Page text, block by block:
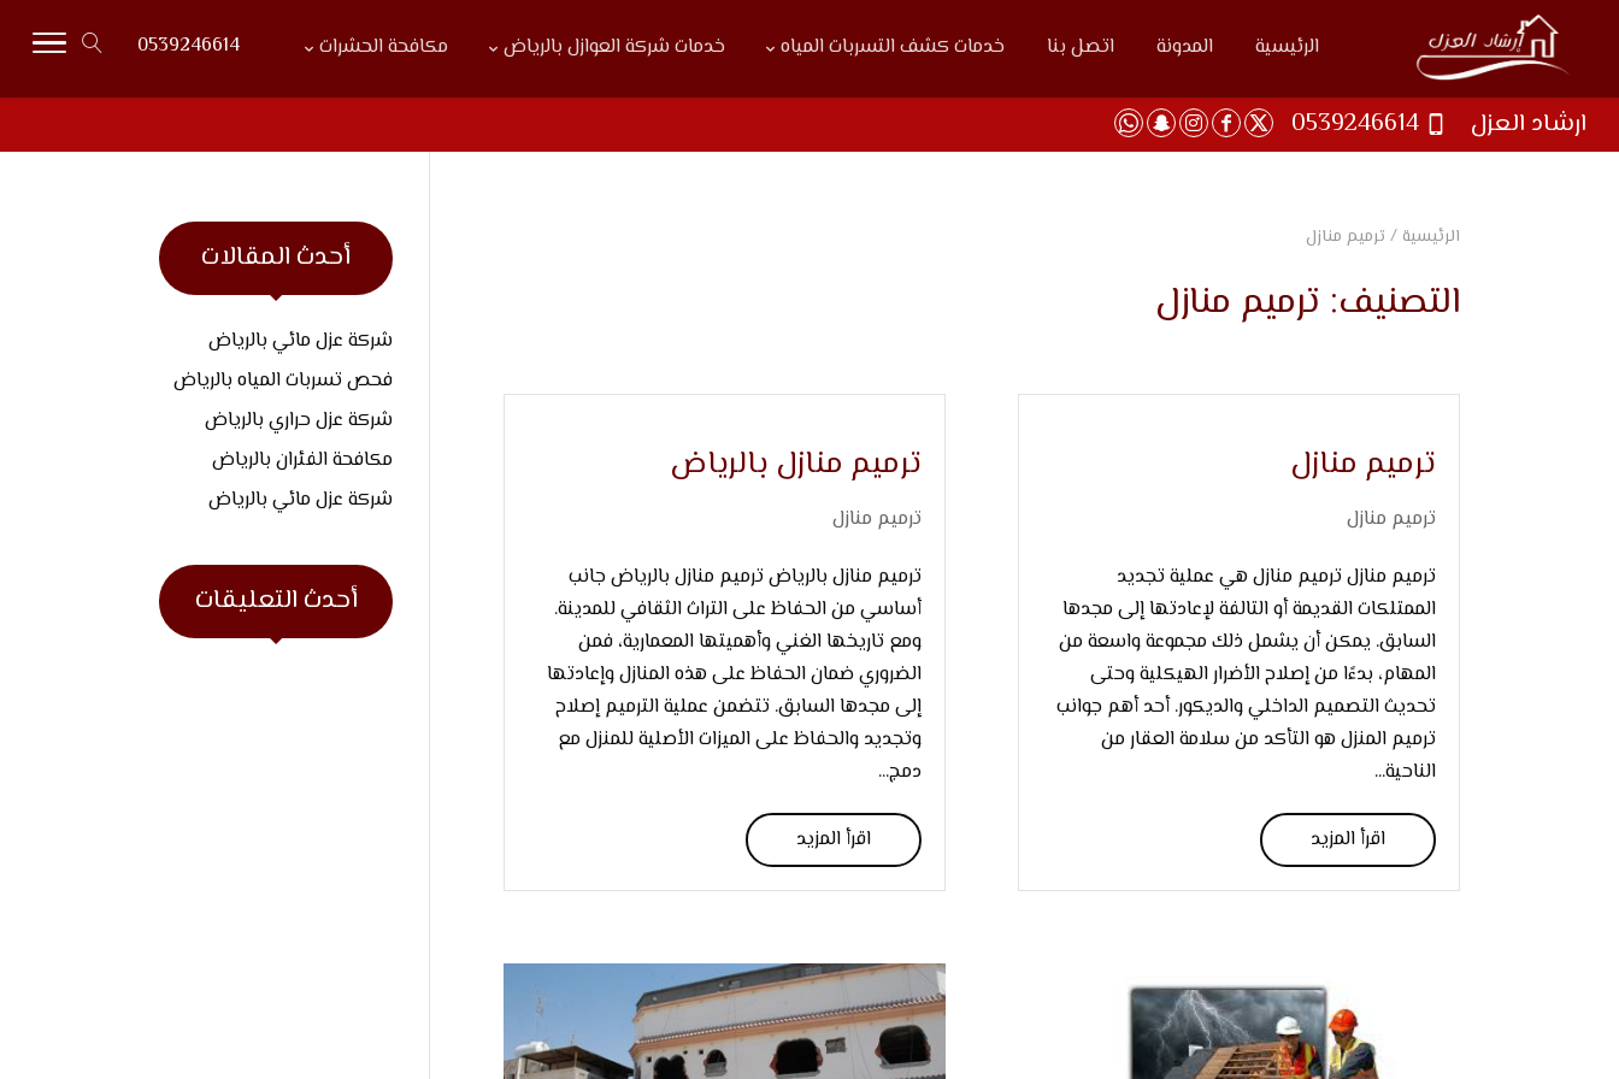
الرئيسية المدونة اتصل بنا خدمات كشف التسربات المياه خدمات شركة العوازل بالرياض مكافحة الحشرات 0539246614
ارشاد العزل 0539246614
الرئيسية / ترميم منازل
التصنيف: ترميم منازل
ترميم منازل
ترميم منازل
ترميم منازل ترميم منازل هي عملية تجديد
الممتلكات القديمة أو التالفة لإعادتها إلى مجدها
السابق. يمكن أن يشمل ذلك مجموعة واسعة من
المهام، بدءًا من إصلاح الأضرار الهيكلية وحتى
تحديث التصميم الداخلي والديكور. أحد أهم جوانب
ترميم المنزل هو التأكد من سلامة العقار من
الناحية...
اقرأ المزيد
ترميم منازل بالرياض
ترميم منازل
ترميم منازل بالرياض ترميم منازل بالرياض جانب
أساسي من الحفاظ على التراث الثقافي للمدينة.
ومع تاريخها الغني وأهميتها المعمارية، فمن
الضروري ضمان الحفاظ على هذه المنازل وإعادتها
إلى مجدها السابق. تتضمن عملية الترميم إصلاح
وتجديد والحفاظ على الميزات الأصلية للمنزل مع
دمج...
اقرأ المزيد
أحدث المقالات
شركة عزل مائي بالرياض
فحص تسربات المياه بالرياض
شركة عزل حراري بالرياض
مكافحة الفئران بالرياض
شركة عزل مائي بالرياض
أحدث التعليقات